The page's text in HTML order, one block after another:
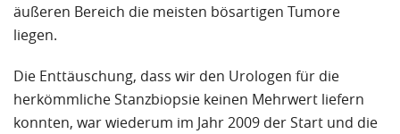
äußeren Bereich die meisten bösartigen Tumore
liegen.
Die Enttäuschung, dass wir den Urologen für die
herkömmliche Stanzbiopsie keinen Mehrwert liefern
konnten, war wiederum im Jahr 2009 der Start und die